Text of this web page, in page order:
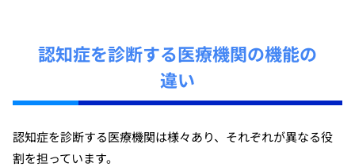
認知症を診断する医療機関の機能の
違い
認知症を診断する医療機関は様々あり、それぞれが異なる役
割を担っています。